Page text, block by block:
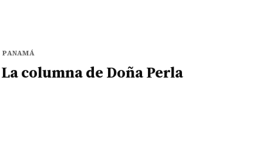
PANAMÁ
La columna de Doña Perla